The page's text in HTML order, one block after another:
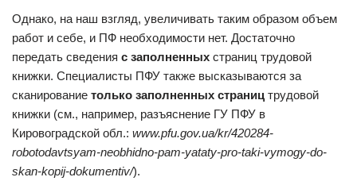
Однако, на наш взгляд, увеличивать таким образом объем
работ и себе, и ПФ необходимости нет. Достаточно
передать сведения с заполненных страниц трудовой
книжки. Специалисты ПФУ также высказываются за
сканирование только заполненных страниц трудовой
книжки (см., например, разъяснение ГУ ПФУ в
Кировоградской обл.: www.pfu.gov.ua/kr/420284-
robotodavtsyam-neobhidno-pam-yataty-pro-taki-vymogy-do-
skan-kopij-dokumentiv/).